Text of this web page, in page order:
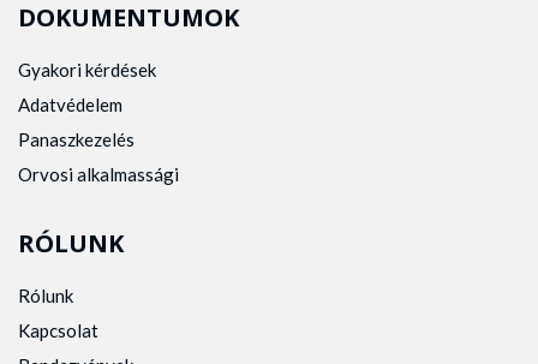
DOKUMENTUMOK
Gyakori kérdések
Adatvédelem
Panaszkezelés
Orvosi alkalmassági
RÓLUNK
Rólunk
Kapcsolat